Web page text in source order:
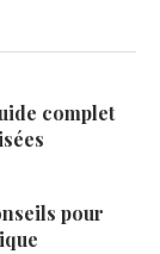
complet
pour